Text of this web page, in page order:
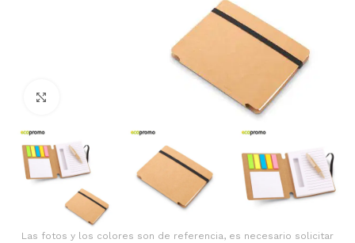
Las fotos y los colores son de referencia, es necesario solicitar